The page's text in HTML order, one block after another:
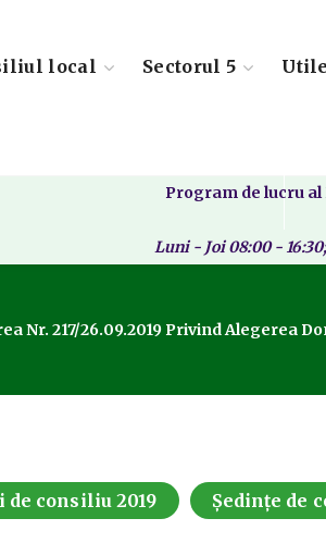
local Sectorul 5 Utile
Program de lucru
Luni - Joi 08:00 -
Nr. 217/26.09.2019 Privind Alegerea
de consiliu 2019 Ședințe de